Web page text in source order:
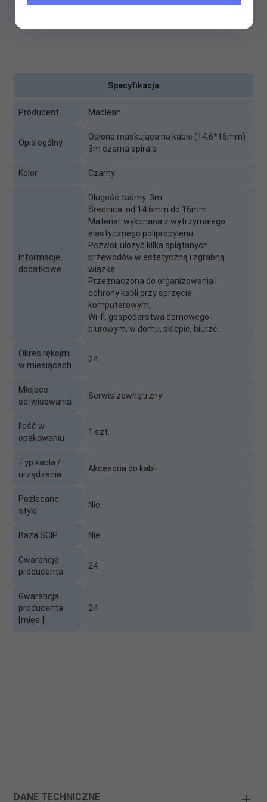
Specyfikacja
Producent Maclean
Opis ogólny
Osłona maskująca na kable (14.6*16mm)
3m czarna spirala
Kolor Czarny
Informacje
dodatkowe
Długość taśmy: 3m
Średnica: od 14.6mm do 16mm
Materiał: wykonana z wytrzymałego
elastycznego polipropylenu
Pozwoli ułożyć kilka splątanych
przewodów w estetyczną i zgrabną
wiązkę.
Przeznaczona do organizowania i
ochrony kabli przy sprzęcie
komputerowym,
Wi-fi, gospodarstwa domowego i
biurowym, w domu, sklepie, biurze.
Okres rękojmi
w miesiącach
24
Miejsce
serwisowania
Serwis zewnętrzny
Ilość w
opakowaniu
1 szt.
Typ kabla /
urządzenia
Akcesoria do kabli
Pozłacane
styki
Nie
Baza SCIP Nie
Gwarancja
producenta
24
Gwarancja
producenta
[mies.]
24
DANE TECHNICZNE